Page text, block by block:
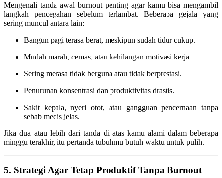
Mengenali tanda awal burnout penting agar kamu bisa mengambil
langkah pencegahan sebelum terlambat. Beberapa gejala yang
sering muncul antara lain:
Bangun pagi terasa berat, meskipun sudah tidur cukup.
Mudah marah, cemas, atau kehilangan motivasi kerja.
Sering merasa tidak berguna atau tidak berprestasi.
Penurunan konsentrasi dan produktivitas drastis.
Sakit kepala, nyeri otot, atau gangguan pencernaan tanpa
sebab medis jelas.
Jika dua atau lebih dari tanda di atas kamu alami dalam beberapa
minggu terakhir, itu pertanda tubuhmu butuh waktu untuk pulih.
5. Strategi Agar Tetap Produktif Tanpa Burnout